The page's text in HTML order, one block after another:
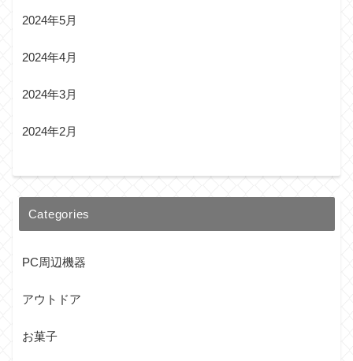
2024年5月
2024年4月
2024年3月
2024年2月
Categories
PC周辺機器
アウトドア
お菓子